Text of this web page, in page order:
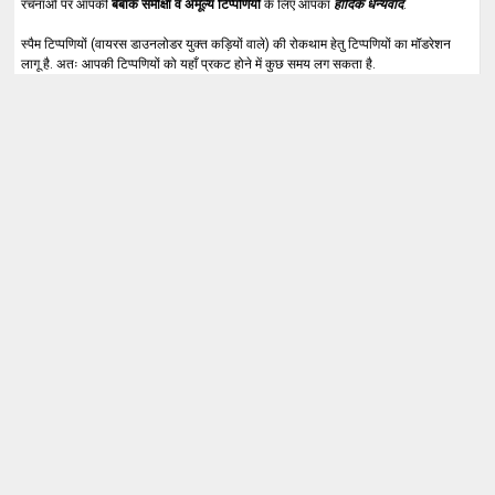
रचनाओं पर आपकीबेबाक समीक्षा व अमूल्य टिप्पणियोंके लिए आपका हार्दिक धन्यवाद.
स्पैम टिप्पणियों (वायरस डाउनलोडर युक्त कड़ियों वाले) की रोकथाम हेतु टिप्पणियों का मॉडरेशन
लागू है. अतः आपकी टिप्पणियों को यहाँ प्रकट होने में कुछ समय लग सकता है.